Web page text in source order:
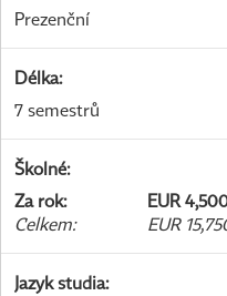
Prezenční
Délka:
7 semestrů
Školné:
Za rok:
EUR
Celkem: EUR
Jazyk studia: